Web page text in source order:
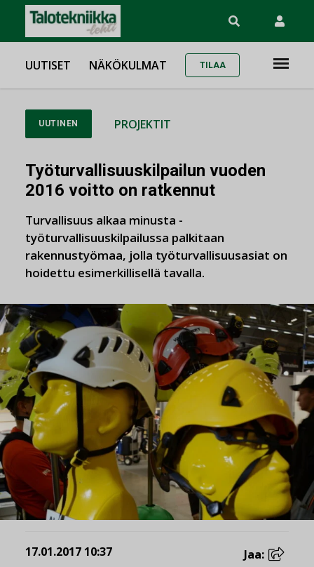
UUTISET NÄKÖKULMAT TILAA
UUTINEN PROJEKTIT
Työturvallisuuskilpailun vuoden
2016 voitto on ratkennut
Turvallisuus alkaa minusta -
työturvallisuuskilpailussa palkitaan
rakennustyömaa, jolla työturvallisuusasiat on
hoidettu esimerkillisellä tavalla.
17.01.2017 10:37 Jaa: